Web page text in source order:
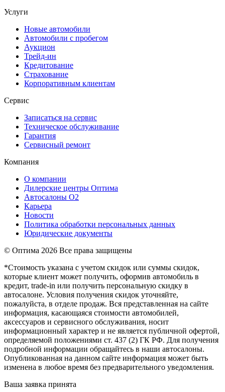
Услуги
Новые автомобили
Автомобили с пробегом
Аукцион
Трейд-ин
Кредитование
Страхование
Корпоративным клиентам
Сервис
Записаться на сервис
Техническое обслуживание
Гарантия
Сервисный ремонт
Компания
О компании
Дилерские центры Оптима
Автосалоны О2
Карьера
Новости
Политика обработки персональных данных
Юридические документы
© Оптима 2026 Все права защищены
*Стоимость указана с учетом скидок или суммы скидок,
которые клиент может получить, оформив автомобиль в
кредит, trade-in или получить персональную скидку в
автосалоне. Условия получения скидок уточняйте,
пожалуйста, в отделе продаж. Вся представленная на сайте
информация, касающаяся стоимости автомобилей,
аксессуаров и сервисного обслуживания, носит
информационный характер и не является публичной офертой,
определяемой положениями ст. 437 (2) ГК РФ. Для получения
подробной информации обращайтесь в наши автосалоны.
Опубликованная на данном сайте информация может быть
изменена в любое время без предварительного уведомления.
Ваша заявка принята